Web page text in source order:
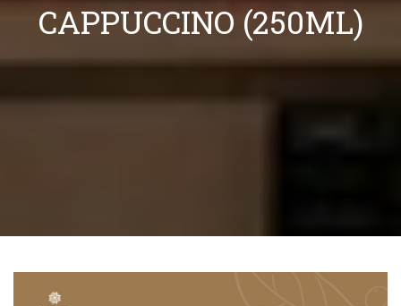
CAPPUCCINO (250ML)